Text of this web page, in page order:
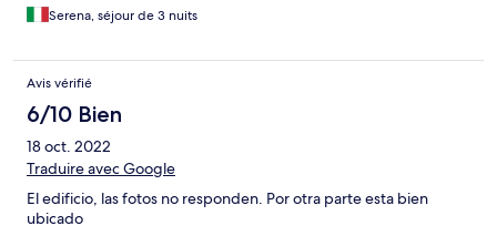
Serena, séjour de 3 nuits
Avis vérifié
6/10 Bien
18 oct. 2022
Traduire avec Google
El edificio, las fotos no responden. Por otra parte esta bien
ubicado